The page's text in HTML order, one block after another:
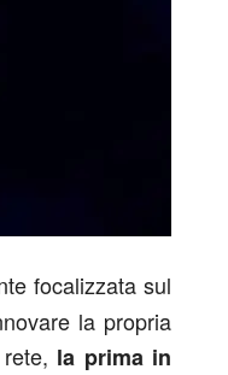
focalizzata sul
la propria
la prima in